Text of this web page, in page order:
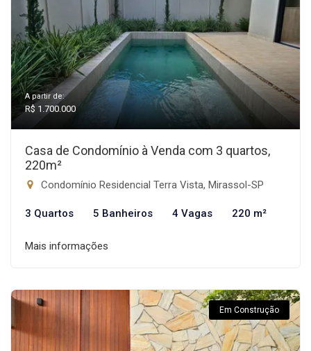
A partir de:
R$ 1.700.000
Casa de Condomínio à Venda com 3 quartos,
220m²
Condomínio Residencial Terra Vista, Mirassol-SP
3 Quartos 5 Banheiros 4 Vagas 220 m²
Mais informações
Em Construção